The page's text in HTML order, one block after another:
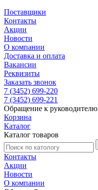
Поставщики
Контакты
Акции
Новости
О компании
Доставка и оплата
Вакансии
Реквизиты
Заказать звонок
7 (3452) 699-220
7 (3452) 699-221
Обращение к руководителю
Корзина
Каталог
Каталог товаров
Контакты
Акции
Новости
О компании